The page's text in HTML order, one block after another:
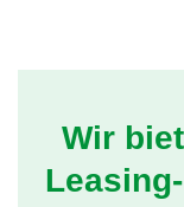
Wir